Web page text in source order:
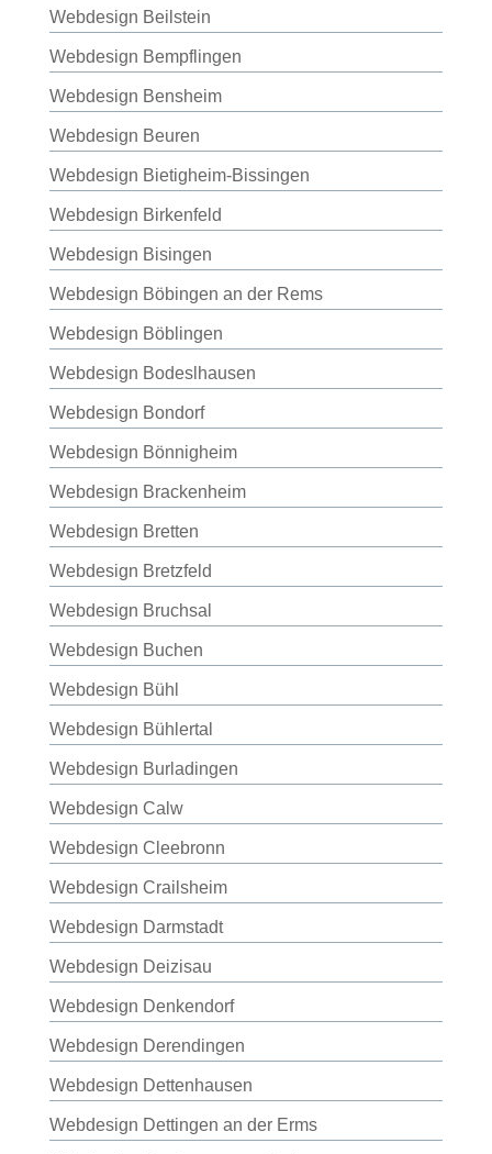
Webdesign Beilstein
Webdesign Bempflingen
Webdesign Bensheim
Webdesign Beuren
Webdesign Bietigheim-Bissingen
Webdesign Birkenfeld
Webdesign Bisingen
Webdesign Böbingen an der Rems
Webdesign Böblingen
Webdesign Bodeslhausen
Webdesign Bondorf
Webdesign Bönnigheim
Webdesign Brackenheim
Webdesign Bretten
Webdesign Bretzfeld
Webdesign Bruchsal
Webdesign Buchen
Webdesign Bühl
Webdesign Bühlertal
Webdesign Burladingen
Webdesign Calw
Webdesign Cleebronn
Webdesign Crailsheim
Webdesign Darmstadt
Webdesign Deizisau
Webdesign Denkendorf
Webdesign Derendingen
Webdesign Dettenhausen
Webdesign Dettingen an der Erms